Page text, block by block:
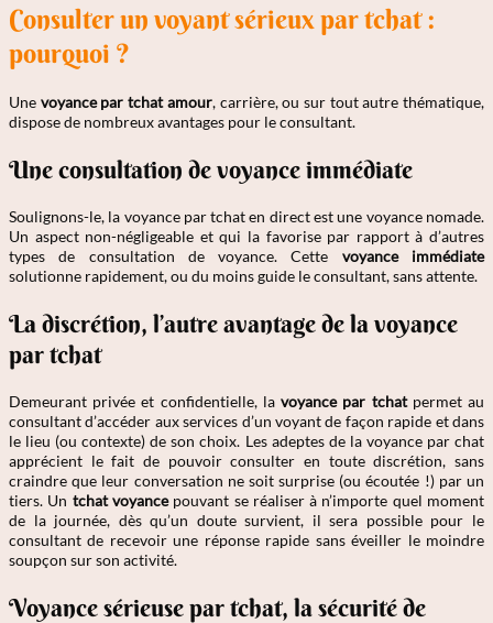
Consulter un voyant sérieux par tchat :
pourquoi ?
Une voyance par tchat amour, carrière, ou sur tout autre thématique,
dispose de nombreux avantages pour le consultant.
Une consultation de voyance immédiate
Soulignons-le, la voyance par tchat en direct est une voyance nomade.
Un aspect non-négligeable et qui la favorise par rapport à d’autres
types de consultation de voyance. Cette voyance immédiate
solutionne rapidement, ou du moins guide le consultant, sans attente.
La discrétion, l’autre avantage de la voyance
par tchat
Demeurant privée et confidentielle, lavoyance par tchatpermet au
consultant d’accéder aux services d’un voyant de façon rapide et dans
le lieu (ou contexte) de son choix. Les adeptes de la voyance par chat
apprécient le fait de pouvoir consulter en toute discrétion, sans
craindre que leur conversation ne soit surprise (ou écoutée !) par un
tiers. Un tchat voyancepouvant se réaliser à n’importe quel moment
de la journée, dès qu’un doute survient, il sera possible pour le
consultant de recevoir une réponse rapide sans éveiller le moindre
soupçon sur son activité.
Voyance sérieuse par tchat, la sécurité de